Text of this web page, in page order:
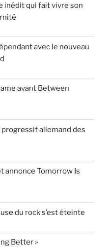
inédit qui fait vivre son
avec le nouveau
avant Between
progressif allemand des
annonce Tomorrow Is
du rock s’est éteinte
Better »